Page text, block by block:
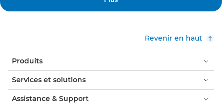
Revenir en haut
Produits
Services et solutions
Assistance & Support